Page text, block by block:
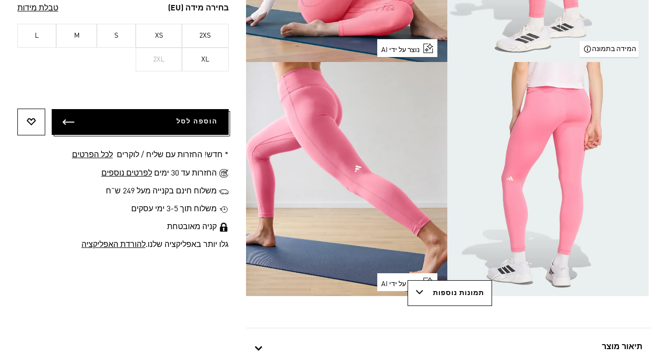
המידה בתמונה נוצר על ידי AI
נוצר על ידי AI
תמונות נוספות
תיאור מוצר
בחירה מידה (EU) טבלת מידות
2XS
XS
S
M
L
XL
2XL
הוספה לסל
* חדש! החזרות עם שליח / לוקריםלכל הפרטים
החזרות עד 30 ימים לפרטים נוספים
משלוח חינם בקנייה מעל 249 ש"ח
משלוח תוך 3-5 ימי עסקים
קניה מאובטחת
גלו יותר באפליקציה שלנו.להורדת האפליקציה